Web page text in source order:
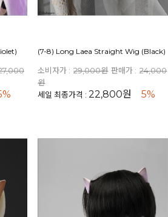
(7-8) Long Laea Straight Wig (Black)
소비자가 : 29,000원 판매가 : 24,000
원
세일 최종가격 :22,800원 5%